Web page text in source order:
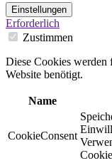
Einstellungen
Erforderlich
Zustimmen
Diese Cookies werden
Website benötigt.
Name
CookieConsent